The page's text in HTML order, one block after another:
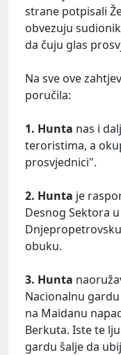
strane potpisali
obvezuju
da čuju glas
Na sve ove
poručila:
1. Hunta nas i
teroristima, a
prosvjednici".
2. Hunta je
Desnog Sektora
obuku.
3. Hunta
Nacionalnu
na Maidanu
Berkuta. Iste te
gardu šalje da